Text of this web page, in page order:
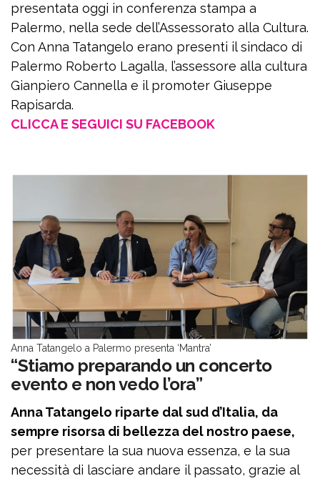
presentata oggi in conferenza stampa a
Palermo, nella sede dell’Assessorato alla Cultura.
Con Anna Tatangelo erano presenti il sindaco di
Palermo Roberto Lagalla, l’assessore alla cultura
Gianpiero Cannella e il promoter Giuseppe
Rapisarda.
CLICCA E SEGUICI SU FACEBOOK
Anna Tatangelo a Palermo presenta ‘Mantra’
“Stiamo preparando un concerto
evento e non vedo l’ora”
Anna Tatangelo riparte dal sud d’Italia, da
sempre risorsa di bellezza del nostro paese,
per presentare la sua nuova essenza, e la sua
necessità di lasciare andare il passato, grazie al